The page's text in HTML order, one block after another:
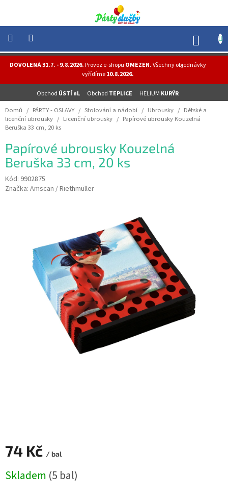
obsah
DOVOLENÁ 31.7. - 9.8.2026.Provoz e-shopu OMEZEN.Všechny objednávky
vyřídíme10.8.2026.
Obchod ÚSTÍ nL Obchod TEPLICE HELIUM KURÝR
NOVINKY
HELIUM
PÁRTY
OSLAVY
MASKY
-
KOSTÝMY
Domů / PÁRTY - OSLAVY / Stolování a nádobí / Ubrousky / Dětské a
licenční ubrousky / Licenční ubrousky / Papírové ubrousky Kouzelná
Beruška 33 cm, 20 ks
Papírové ubrousky Kouzelná
Beruška 33 cm, 20 ks
Kód: 9902875
Značka: Amscan / Riethmüller
74 Kč / bal
cena:
Skladem (5 bal)